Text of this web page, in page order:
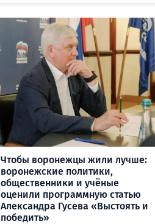
Чтобы воронежцы жили лучше:
воронежские политики,
общественники и учёные
оценили программную статью
Александра Гусева «Выстоять и
победить»